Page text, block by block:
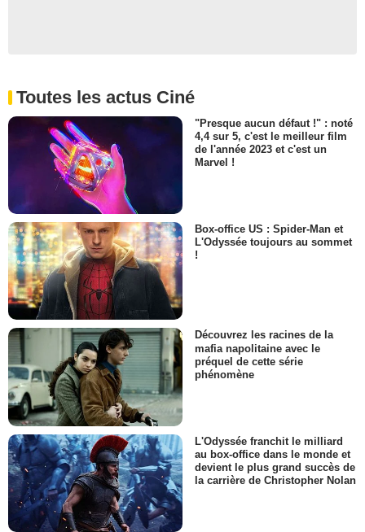
Toutes les actus Ciné
"Presque aucun défaut !" : noté
4,4 sur 5, c'est le meilleur film
de l'année 2023 et c'est un
Marvel !
Box-office US : Spider-Man et
L'Odyssée toujours au sommet
!
Découvrez les racines de la
mafia napolitaine avec le
préquel de cette série
phénomène
L'Odyssée franchit le milliard
au box-office dans le monde et
devient le plus grand succès de
la carrière de Christopher Nolan